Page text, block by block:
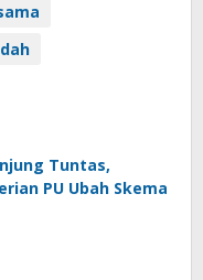
Tuntas,
PU Ubah Skema